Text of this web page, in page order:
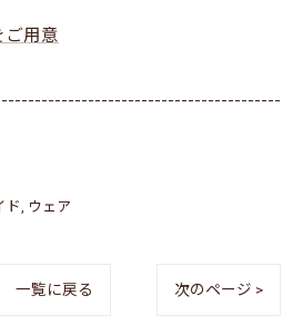
ご用意
ド ウェア
一覧に戻る 次のページ >